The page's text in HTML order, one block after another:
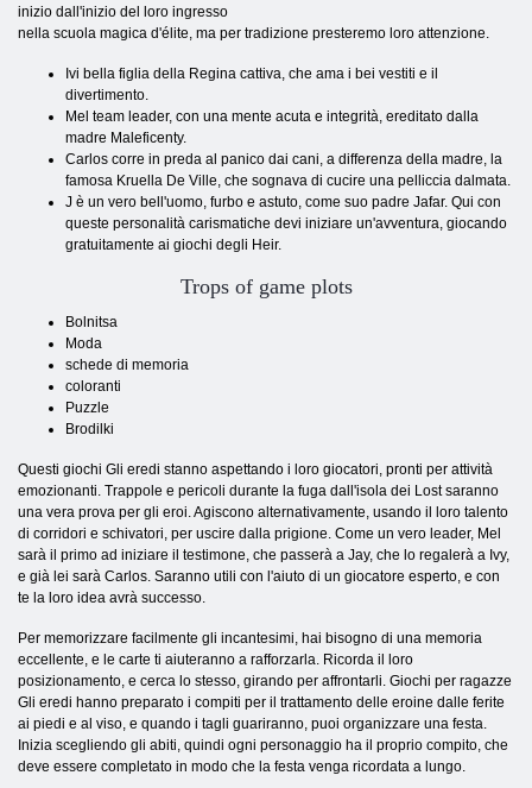
inizio dall'inizio del loro ingresso
nella scuola magica d'élite, ma per tradizione presteremo loro attenzione.
Ivi bella figlia della Regina cattiva, che ama i bei vestiti e il
divertimento.
Mel team leader, con una mente acuta e integrità, ereditato dalla
madre Maleficenty.
Carlos corre in preda al panico dai cani, a differenza della madre, la
famosa Kruella De Ville, che sognava di cucire una pelliccia dalmata.
J è un vero bell'uomo, furbo e astuto, come suo padre Jafar. Qui con
queste personalità carismatiche devi iniziare un'avventura, giocando
gratuitamente ai giochi degli Heir.
Trops of game plots
Bolnitsa
Moda
schede di memoria
coloranti
Puzzle
Brodilki
Questi giochi Gli eredi stanno aspettando i loro giocatori, pronti per attività
emozionanti. Trappole e pericoli durante la fuga dall'isola dei Lost saranno
una vera prova per gli eroi. Agiscono alternativamente, usando il loro talento
di corridori e schivatori, per uscire dalla prigione. Come un vero leader, Mel
sarà il primo ad iniziare il testimone, che passerà a Jay, che lo regalerà a Ivy,
e già lei sarà Carlos. Saranno utili con l'aiuto di un giocatore esperto, e con
te la loro idea avrà successo.
Per memorizzare facilmente gli incantesimi, hai bisogno di una memoria
eccellente, e le carte ti aiuteranno a rafforzarla. Ricorda il loro
posizionamento, e cerca lo stesso, girando per affrontarli. Giochi per ragazze
Gli eredi hanno preparato i compiti per il trattamento delle eroine dalle ferite
ai piedi e al viso, e quando i tagli guariranno, puoi organizzare una festa.
Inizia scegliendo gli abiti, quindi ogni personaggio ha il proprio compito, che
deve essere completato in modo che la festa venga ricordata a lungo.